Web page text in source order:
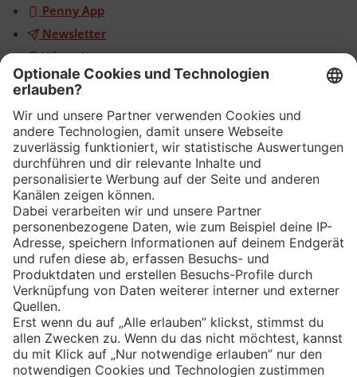
Penny App
Newsletter
WhatsApp
App
Eishockey